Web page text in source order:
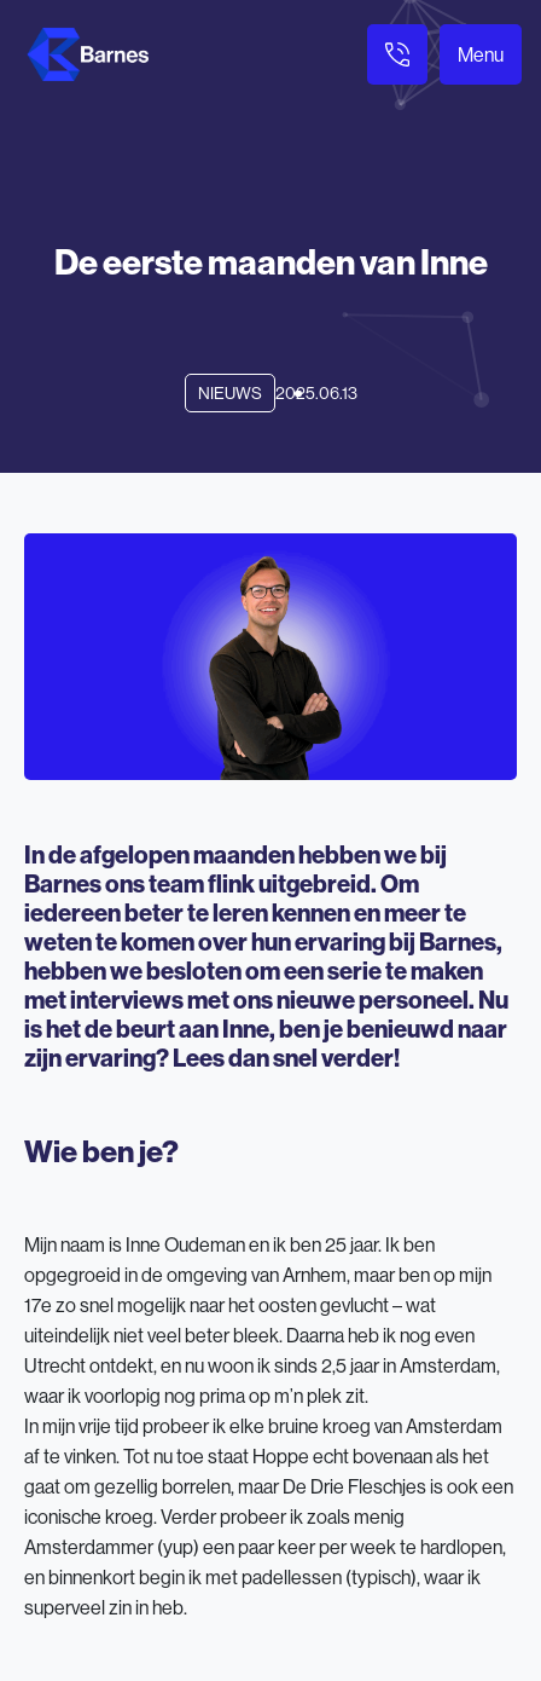
Menu
De eerste maanden van Inne
NIEUWS 2025.06.13
In de afgelopen maanden hebben we bij
Barnes ons team flink uitgebreid. Om
iedereen beter te leren kennen en meer te
weten te komen over hun ervaring bij Barnes,
hebben we besloten om een serie te maken
met interviews met ons nieuwe personeel. Nu
is het de beurt aan Inne, ben je benieuwd naar
zijn ervaring? Lees dan snel verder!
Wie ben je?
Mijn naam is Inne Oudeman en ik ben 25 jaar. Ik ben
opgegroeid in de omgeving van Arnhem, maar ben op mijn
17e zo snel mogelijk naar het oosten gevlucht – wat
uiteindelijk niet veel beter bleek. Daarna heb ik nog even
Utrecht ontdekt, en nu woon ik sinds 2,5 jaar in Amsterdam,
waar ik voorlopig nog prima op m’n plek zit.
In mijn vrije tijd probeer ik elke bruine kroeg van Amsterdam
af te vinken. Tot nu toe staat Hoppe echt bovenaan als het
gaat om gezellig borrelen, maar De Drie Fleschjes is ook een
iconische kroeg. Verder probeer ik zoals menig
Amsterdammer (yup) een paar keer per week te hardlopen,
en binnenkort begin ik met padellessen (typisch), waar ik
superveel zin in heb.